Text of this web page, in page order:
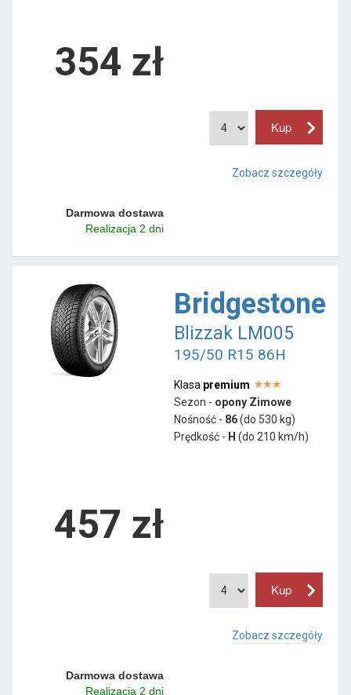
354 zł
Zobacz szczegóły
Darmowa dostawa
Realizacja 2 dni
Bridgestone
Blizzak LM005
195/50 R15 86H
Klasa premium
Sezon - opony Zimowe
Nośność - 86(do 530 kg)
Prędkość - H (do 210 km/h)
457 zł
Zobacz szczegóły
Darmowa dostawa
Realizacja 2 dni